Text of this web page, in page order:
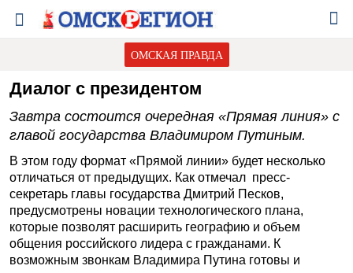
ОМСКАЯ ПРАВДА
Диалог с президентом
Завтра состоится очередная «Прямая линия» с
главой государства Владимиром Путиным.
В этом году формат «Прямой линии» будет несколько
отличаться от предыдущих. Как отмечал пресс-
секретарь главы государства Дмитрий Песков,
предусмотрены новации технологического плана,
которые позволят расширить географию и объем
общения российского лидера с гражданами. К
возможным звонкам Владимира Путина готовы и